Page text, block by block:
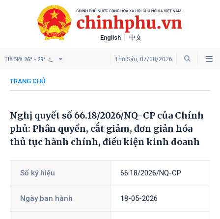
English 中文
Thứ Sáu, 07/08/2026
Hà Nội 26° - 29°
TRANG CHỦ
Nghị quyết số 66.18/2026/NQ-CP của Chính
phủ: Phân quyền, cắt giảm, đơn giản hóa
thủ tục hành chính, điều kiện kinh doanh
Số ký hiệu 66.18/2026/NQ-CP
Ngày ban hành 18-05-2026